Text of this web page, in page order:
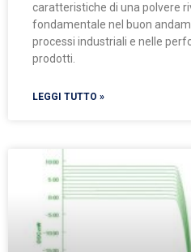
caratteristiche di una polvere
fondamentale nel buon
processi industriali e nelle
prodotti.
LEGGI TUTTO »